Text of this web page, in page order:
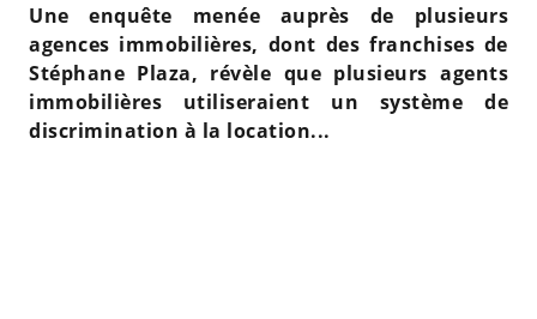
Une enquête menée auprès de plusieurs
agences immobilières, dont des franchises de
Stéphane Plaza, révèle que plusieurs agents
immobilières utiliseraient un système de
discrimination à la location...